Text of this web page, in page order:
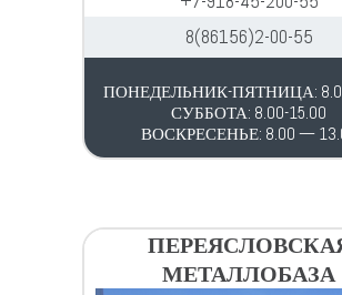
8(86156)2-00-55
ПОНЕДЕЛЬНИК-ПЯТНИЦА:
СУББОТА: 8.00-15.00
ВОСКРЕСЕНЬЕ: 8.00 —
МЕТАЛЛОБАЗА